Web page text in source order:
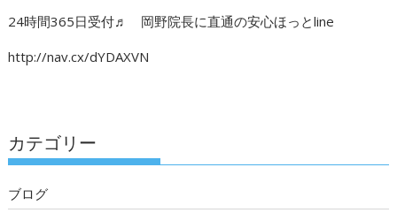
24時間365日受付♬ 岡野院長に直通の安心ほっとline
http://nav.cx/dYDAXVN
カテゴリー
ブログ